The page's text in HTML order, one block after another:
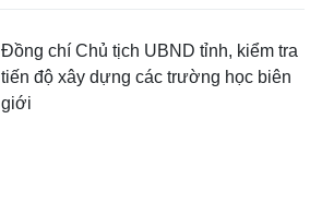
Đồng chí Chủ tịch UBND tỉnh, kiểm tra
tiến độ xây dựng các trường học biên
giới